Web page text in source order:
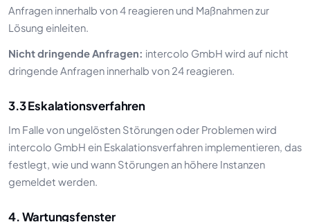
Anfragen innerhalb von 4 reagieren und Maßnahmen zur
Lösung einleiten.
Nicht dringende Anfragen: intercolo GmbH wird auf nicht
dringende Anfragen innerhalb von 24 reagieren.
3.3 Eskalationsverfahren
Im Falle von ungelösten Störungen oder Problemen wird
intercolo GmbH ein Eskalationsverfahren implementieren, das
festlegt, wie und wann Störungen an höhere Instanzen
gemeldet werden.
4. Wartungsfenster